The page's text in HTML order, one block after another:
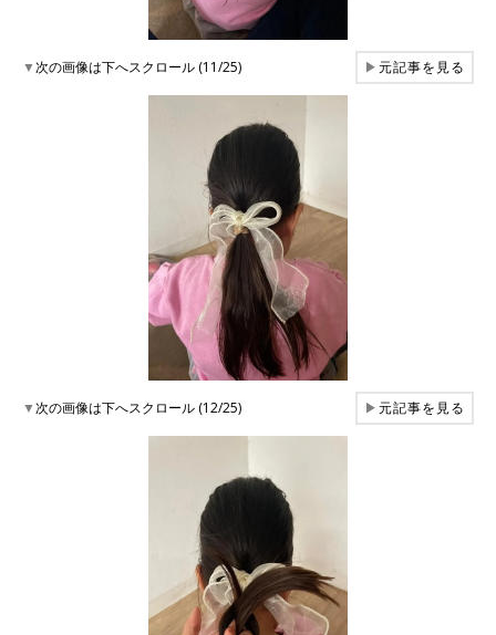
▼次の画像は下へスクロール (11/25) ▶元記事を見る
▼次の画像は下へスクロール (12/25) ▶元記事を見る